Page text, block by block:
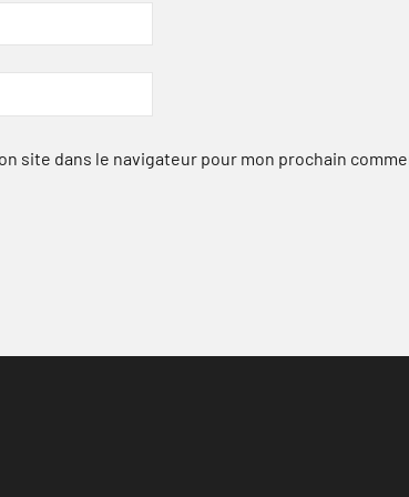
site dans le navigateur pour mon prochain